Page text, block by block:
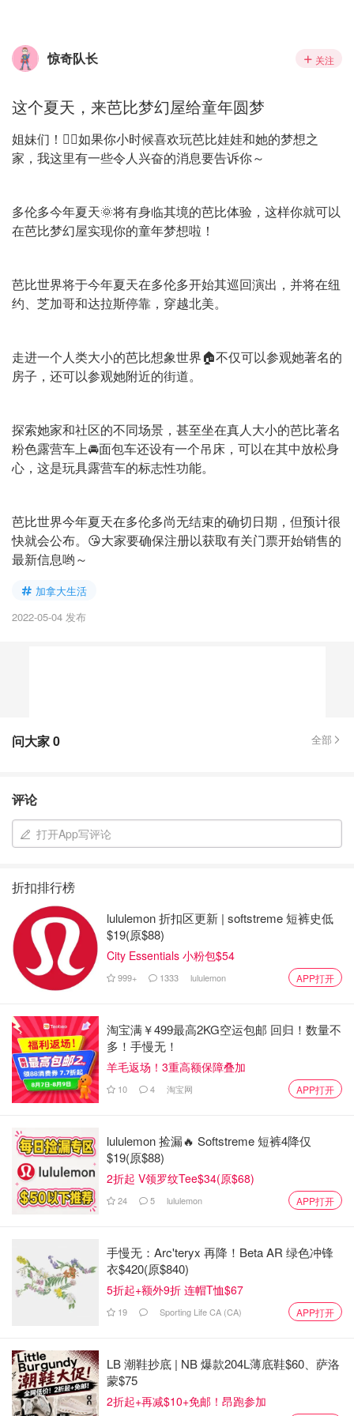
惊奇队长 关注
这个夏天，来芭比梦幻屋给童年圆梦
姐妹们！👯‍♀️如果你小时候喜欢玩芭比娃娃和她的梦想之
家，我这里有一些令人兴奋的消息要告诉你～
多伦多今年夏天🌞将有身临其境的芭比体验，这样你就可以
在芭比梦幻屋实现你的童年梦想啦！
芭比世界将于今年夏天在多伦多开始其巡回演出，并将在纽
约、芝加哥和达拉斯停靠，穿越北美。
走进一个人类大小的芭比想象世界🏠不仅可以参观她著名的
房子，还可以参观她附近的街道。
探索她家和社区的不同场景，甚至坐在真人大小的芭比著名
粉色露营车上🚘面包车还设有一个吊床，可以在其中放松身
心，这是玩具露营车的标志性功能。
芭比世界今年夏天在多伦多尚无结束的确切日期，但预计很
快就会公布。😘大家要确保注册以获取有关门票开始销售的
最新信息哟～
加拿大生活
2022-05-04 发布
问大家0 全部
评论
打开App写评论
折扣排行榜
lululemon 折扣区更新 | softstreme 短裤史低
$19(原$88)
City Essentials 小粉包$54
999+ 1333 lululemon APP打开
淘宝满￥499最高2KG空运包邮 回归！数量不
多！手慢无！
羊毛返场！3重高额保障叠加
10 4 淘宝网 APP打开
lululemon 捡漏🔥 Softstreme 短裤4降仅
$19(原$88)
2折起 V领罗纹Tee$34(原$68)
24 5 lululemon APP打开
手慢无：Arc'teryx 再降！Beta AR 绿色冲锋
衣$420(原$840)
5折起+额外9折 连帽T恤$67
19 Sporting Life CA (CA) APP打开
LB 潮鞋抄底 | NB 爆款204L薄底鞋$60、萨洛
蒙$75
2折起+再减$10+免邮！昂跑参加